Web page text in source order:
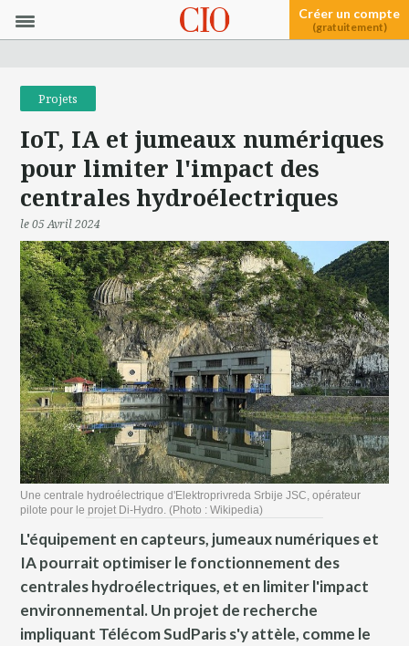
Créer un compte
(gratuitement)
Projets
IoT, IA et jumeaux numériques
pour limiter l'impact des
centrales hydroélectriques
le 05 Avril 2024
Une centrale hydroélectrique d'Elektroprivreda Srbije JSC, opérateur
pilote pour le projet Di-Hydro. (Photo : Wikipedia)
L'équipement en capteurs, jumeaux numériques et
IA pourrait optimiser le fonctionnement des
centrales hydroélectriques, et en limiter l'impact
environnemental. Un projet de recherche
impliquant Télécom SudParis s'y attèle, comme le